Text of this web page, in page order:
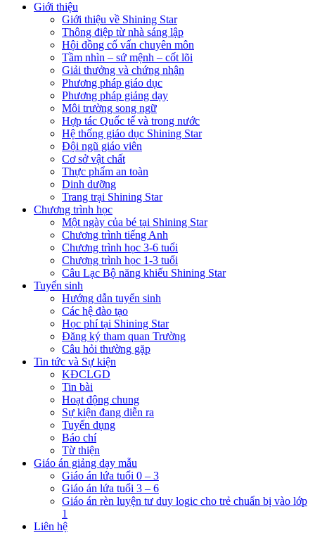
Giới thiệu
Giới thiệu về Shining Star
Thông điệp từ nhà sáng lập
Hội đồng cố vấn chuyên môn
Tầm nhìn – sứ mệnh – cốt lõi
Giải thưởng và chứng nhận
Phương pháp giáo dục
Phương pháp giảng dạy
Môi trường song ngữ
Hợp tác Quốc tế và trong nước
Hệ thống giáo dục Shining Star
Đội ngũ giáo viên
Cơ sở vật chất
Thực phẩm an toàn
Dinh dưỡng
Trang trại Shining Star
Chương trình học
Một ngày của bé tại Shining Star
Chương trình tiếng Anh
Chương trình học 3-6 tuổi
Chương trình học 1-3 tuổi
Câu Lạc Bộ năng khiếu Shining Star
Tuyển sinh
Hướng dẫn tuyển sinh
Các hệ đào tạo
Học phí tại Shining Star
Đăng ký tham quan Trường
Câu hỏi thường gặp
Tin tức và Sự kiện
KĐCLGD
Tin bài
Hoạt động chung
Sự kiện đang diễn ra
Tuyển dụng
Báo chí
Từ thiện
Giáo án giảng dạy mẫu
Giáo án lứa tuổi 0 – 3
Giáo án lứa tuổi 3 – 6
Giáo án rèn luyện tư duy logic cho trẻ chuẩn bị vào lớp
1
Liên hệ